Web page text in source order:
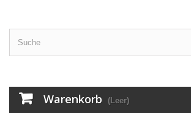
Warenkorb (Leer)